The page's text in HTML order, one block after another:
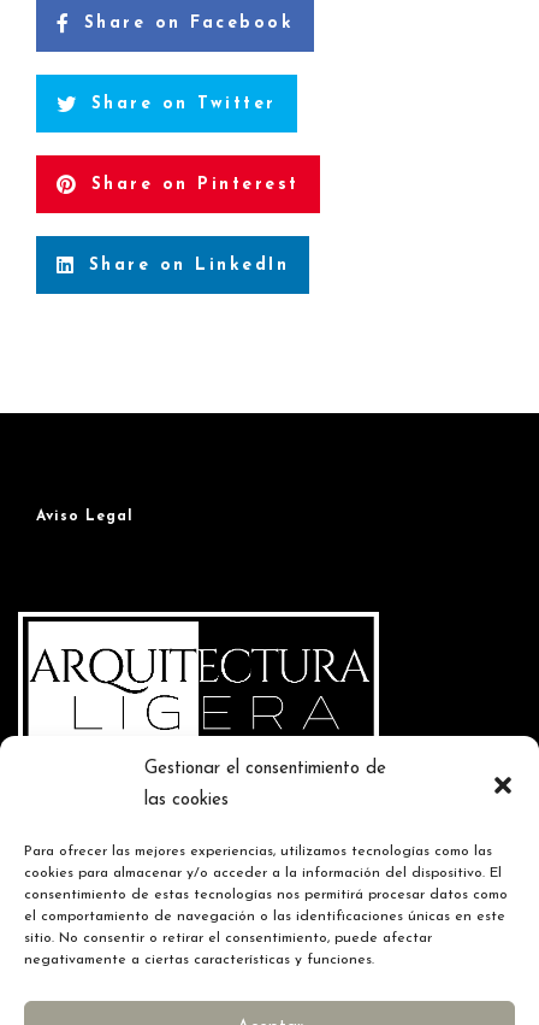
Gestionar el consentimiento de
las cookies
Para ofrecer las mejores experiencias, utilizamos tecnologías como las
cookies para almacenar y/o acceder a la información del dispositivo. El
consentimiento de estas tecnologías nos permitirá procesar datos como
el comportamiento de navegación o las identificaciones únicas en este
sitio. No consentir o retirar el consentimiento, puede afectar
negativamente a ciertas características y funciones.
Share on Facebook
Share on Twitter
Share on Pinterest
Share on LinkedIn
Aviso Legal
Contacte con nosotros
T. 666 695 083
E. info@arquitecturaligera.com
Calle Illes Canaries, Num. 1 46988 Paterna - Valencia
Nuestros horarios de oficina: